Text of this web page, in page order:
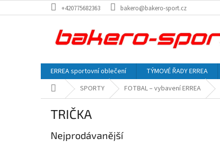
na
+420775682363 bakero@bakero-sport.cz
ERREA sportovní oblečení TÝMOVÉ ŘADY ERREA
Domů SPORTY FOTBAL – vybavení ERREA
TRIČKA
Nejprodávanější